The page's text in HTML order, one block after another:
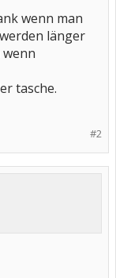
wenn man
länger
tasche.
#2